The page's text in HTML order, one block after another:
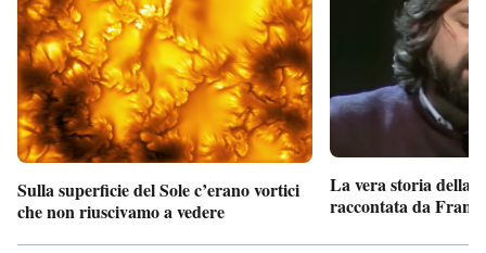
Sulla superficie del Sole c’erano vortici
che non riuscivamo a vedere
La vera storia della
raccontata da